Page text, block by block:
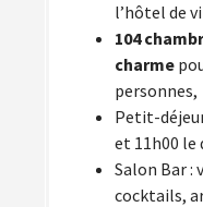
l’hôtel de
104
charme
personnes,
Petit-
et 11h00 le
Salon Bar :
cocktails,